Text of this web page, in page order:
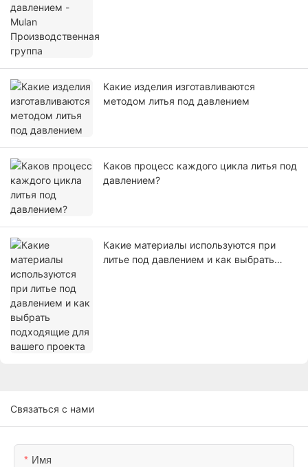
Какие изделия изготавливаются
методом литья под давлением
Каков процесс каждого цикла литья под
давлением?
Какие материалы используются при
литье под давлением и как выбрать
Связаться с нами
Имя